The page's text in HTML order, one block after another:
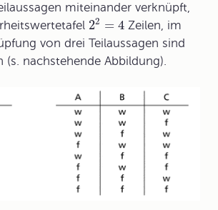
miteinander verknüpft,
22 = 4 Zeilen, im
von drei Teilaussagen sind
(s. nachstehende Abbildung).